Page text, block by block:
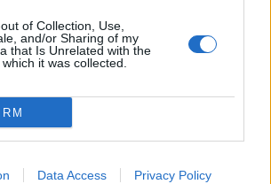
of Collection, Use,
and/or Sharing of my
that Is Unrelated with the
it was collected.
Data Access Privacy Policy
την πόλη
της.